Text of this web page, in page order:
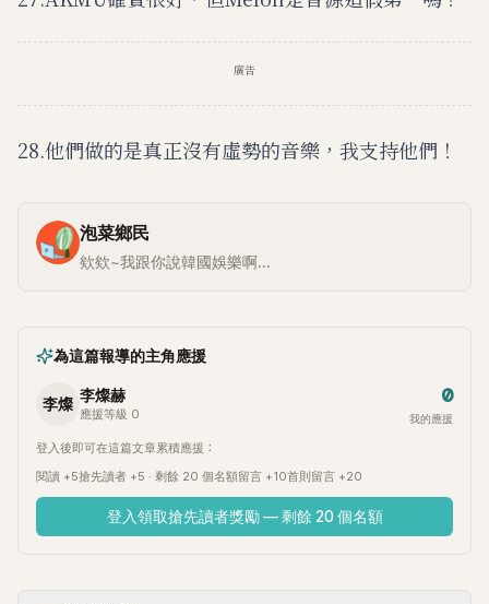
廣告
28.他們做的是真正沒有虛勢的音樂，我支持他們！
泡菜鄉民
欸欸~我跟你說韓國娛樂啊...
為這篇報導的主角應援
李燦 李燦赫
應援等級 0
0
我的應援
登入後即可在這篇文章累積應援：
閱讀 +5搶先讀者 +5 · 剩餘 20 個名額留言 +10首則留言 +20
登入領取搶先讀者獎勵 — 剩餘 20 個名額